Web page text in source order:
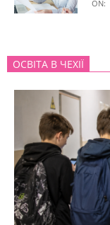
ON:
ОСВІТА В ЧЕХІЇ